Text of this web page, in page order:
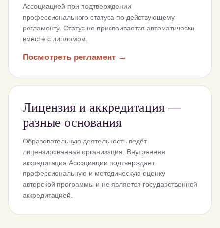
Ассоциацией при подтверждении
профессионального статуса по действующему
регламенту. Статус не присваивается автоматически
вместе с дипломом.
Посмотреть регламент →
Лицензия и аккредитация —
разные основания
Образовательную деятельность ведёт
лицензированная организация. Внутренняя
аккредитация Ассоциации подтверждает
профессиональную и методическую оценку
авторской программы и не является государственной
аккредитацией.